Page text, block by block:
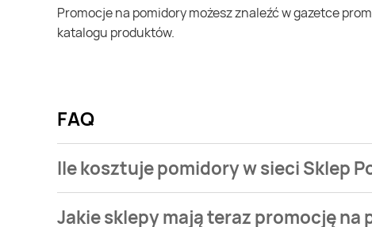
Promocje na pomidory możesz znaleźć w gazetce promocyjnej Sklep Polski. Specjalnie dla Ciebie wybieramy najatrakcyjniejsze oferty i prezentujemy je w formie
katalogu produktów.
FAQ
Ile kosztuje pomidory w sieci Sklep
Sklep Polski.
Jakie sklepy mają teraz promocję na